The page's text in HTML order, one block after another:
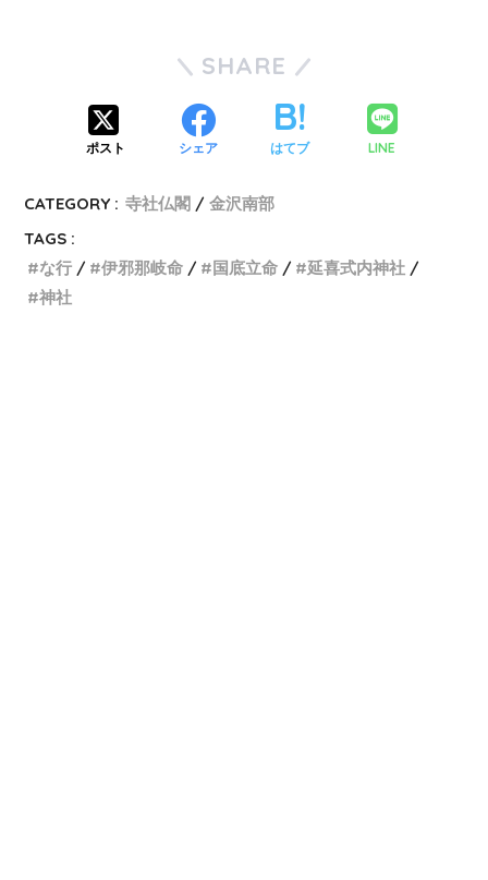
SHARE
ポスト シェア はてブ LINE
CATEGORY : 寺社仏閣
金沢南部
TAGS :
な行
伊邪那岐命 国底立命
延喜式内神社
神社